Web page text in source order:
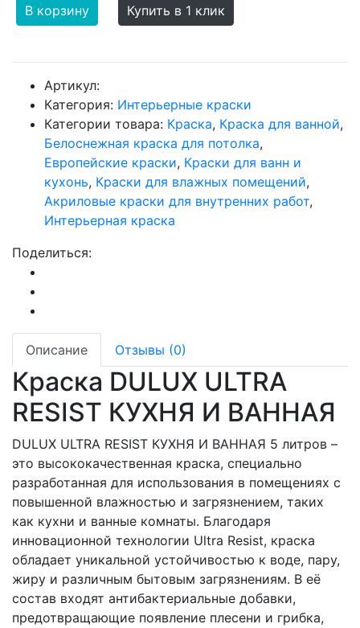
В корзину Купить в 1 клик
Артикул:
Категория: Интерьерные краски
Категории товара: Краска, Краска для ванной,
Белоснежная краска для потолка,
Европейские краски, Краски для ванн и
кухонь, Краски для влажных помещений,
Акриловые краски для внутренних работ,
Интерьерная краска
Поделиться:
Описание Отзывы (0)
Краска DULUX ULTRA
RESIST КУХНЯ И ВАННАЯ
DULUX ULTRA RESIST КУХНЯ И ВАННАЯ 5 литров –
это высококачественная краска, специально
разработанная для использования в помещениях с
повышенной влажностью и загрязнением, таких
как кухни и ванные комнаты. Благодаря
инновационной технологии Ultra Resist, краска
обладает уникальной устойчивостью к воде, пару,
жиру и различным бытовым загрязнениям. В её
состав входят антибактериальные добавки,
предотвращающие появление плесени и грибка,